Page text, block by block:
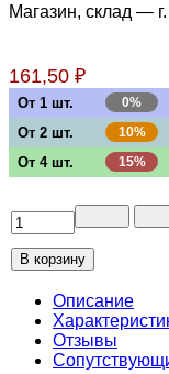
Магазин, склад —
161,50 ₽
От 1 шт. 0%
От 2 шт. 10%
От 4 шт. 15%
Описание
Отзывы